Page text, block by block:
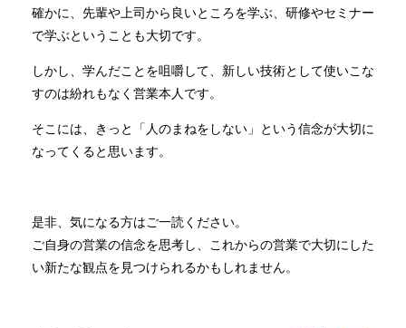
確かに、先輩や上司から良いところを学ぶ、研修やセミナー
で学ぶということも大切です。
しかし、学んだことを咀嚼して、新しい技術として使いこな
すのは紛れもなく営業本人です。
そこには、きっと「人のまねをしない」という信念が大切に
なってくると思います。
是非、気になる方はご一読ください。
ご自身の営業の信念を思考し、これからの営業で大切にした
い新たな観点を見つけられるかもしれません。